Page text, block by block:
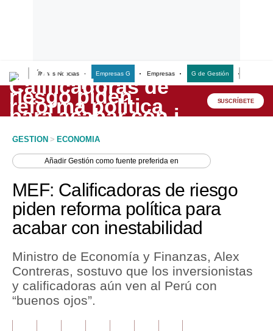
Últimas Noticias Empresas G Empresas G de Gestión
Lo último
Peru Quiosco
Economía
Mercados
Política
Tu Dinero
Finanzas Personales
SUSCRÍBETE
GESTION > ECONOMIA
AñadirGestión como fuente preferida en
MEF: Calificadoras de riesgo
piden reforma política para
acabar con inestabilidad
Ministro de Economía y Finanzas, Alex
Contreras, sostuvo que los inversionistas
y calificadoras aún ven al Perú con
“buenos ojos”.